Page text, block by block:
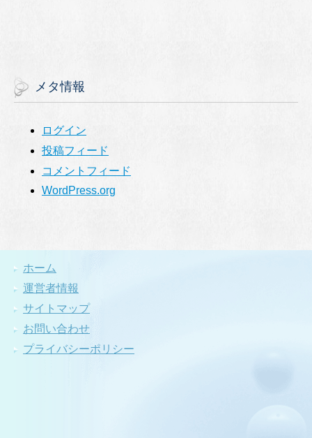
メタ情報
ログイン
投稿フィード
コメントフィード
WordPress.org
ホーム
運営者情報
サイトマップ
お問い合わせ
プライバシーポリシー